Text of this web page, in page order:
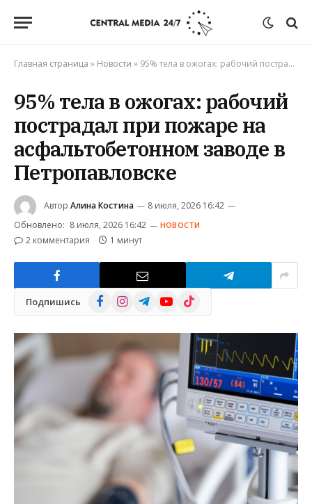
Главная страница » Новости » 95% тела в ожогах: рабочий пострадал при пожаре на асфальтобетонном заводе в Петропавловске
95% тела в ожогах: рабочий
пострадал при пожаре на
асфальтобетонном заводе в
Петропавловске
Автор Алина Костина
8 июля, 2026 16:42
Обновлено: 8 июля, 2026 16:42 НОВОСТИ
2 комментария 1 минут
Подпишись FacebookInstagramTelegramYouTube
TikTok